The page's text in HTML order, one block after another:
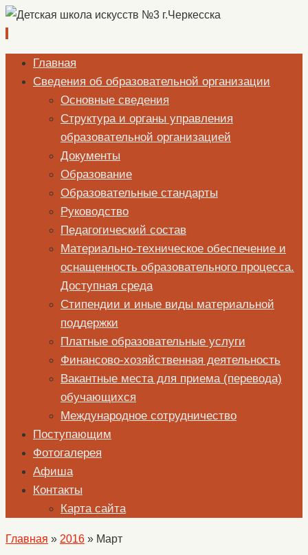
Перейти
содержимому
Главная
Сведения об образовательной организации
Основные сведения
Структура и органы управления
образовательной организацией
Документы
Образование
Образовательные стандарты
Руководство
Педагогический состав
Материально-техническое обеспечение и
оснащенность образовательного процесса.
Доступная среда
Стипендии и иные виды материальной
поддержки
Платные образовательные услуги
Финансово-хозяйственная деятельность
Вакантные места для приема (перевода)
обучающихся
Международное сотрудничество
Поступающим
Фотогалерея
Афиша
Контакты
Карта сайта
Главная » 2016 » Март